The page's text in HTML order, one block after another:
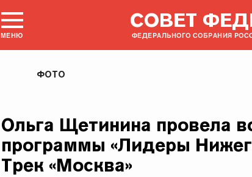
МЕНЮ
СОВЕТ
ФЕДЕРАЛЬНОГО СОБРАНИЯ
ФОТО
Ольга Щетинина провела
программы «Лидеры
Трек «Москва»